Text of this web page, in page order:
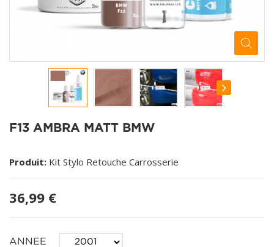
F13 AMBRA MATT BMW
Produit: Kit Stylo Retouche Carrosserie
36,99 €
ANNEE